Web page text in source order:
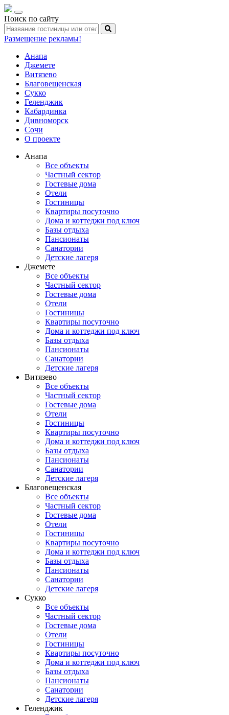
Toggle
navigation
Поиск по сайту
Размещение рекламы!
Анапа
Джемете
Витязево
Благовещенская
Сукко
Геленджик
Кабардинка
Дивноморск
Сочи
О проекте
Анапа
Все объекты
Частный сектор
Гостевые дома
Отели
Гостиницы
Квартиры посуточно
Дома и коттеджи под ключ
Базы отдыха
Пансионаты
Санатории
Детские лагеря
Джемете
Все объекты
Частный сектор
Гостевые дома
Отели
Гостиницы
Квартиры посуточно
Дома и коттеджи под ключ
Базы отдыха
Пансионаты
Санатории
Детские лагеря
Витязево
Все объекты
Частный сектор
Гостевые дома
Отели
Гостиницы
Квартиры посуточно
Дома и коттеджи под ключ
Базы отдыха
Пансионаты
Санатории
Детские лагеря
Благовещенская
Все объекты
Частный сектор
Гостевые дома
Отели
Гостиницы
Квартиры посуточно
Дома и коттеджи под ключ
Базы отдыха
Пансионаты
Санатории
Детские лагеря
Сукко
Все объекты
Частный сектор
Гостевые дома
Отели
Гостиницы
Квартиры посуточно
Дома и коттеджи под ключ
Базы отдыха
Пансионаты
Санатории
Детские лагеря
Геленджик